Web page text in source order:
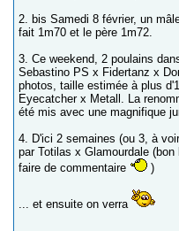
2. bis Samedi 8 février, un
fait 1m70 et le père 1m72.
3. Ce weekend, 2 poulains
Sebastino PS x Fidertanz x
photos, taille estimée à plus
Eyecatcher x Metall. La
été mis avec une magnifique
4. D'ici 2 semaines (ou 3, à
par Totilas x Glamourdale
faire de commentaire
)
... et ensuite on verra